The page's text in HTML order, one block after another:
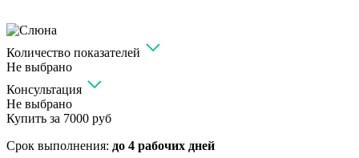
Количество показателей
Не выбрано
Консультация
Не выбрано
Купить за 7000 руб
Срок выполнения: до 4 рабочих дней